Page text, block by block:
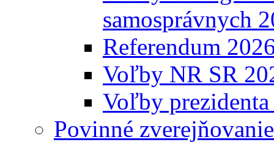
samosprávnych
Referendum
Voľby NR SR
Voľby
Povinné zverejňovanie